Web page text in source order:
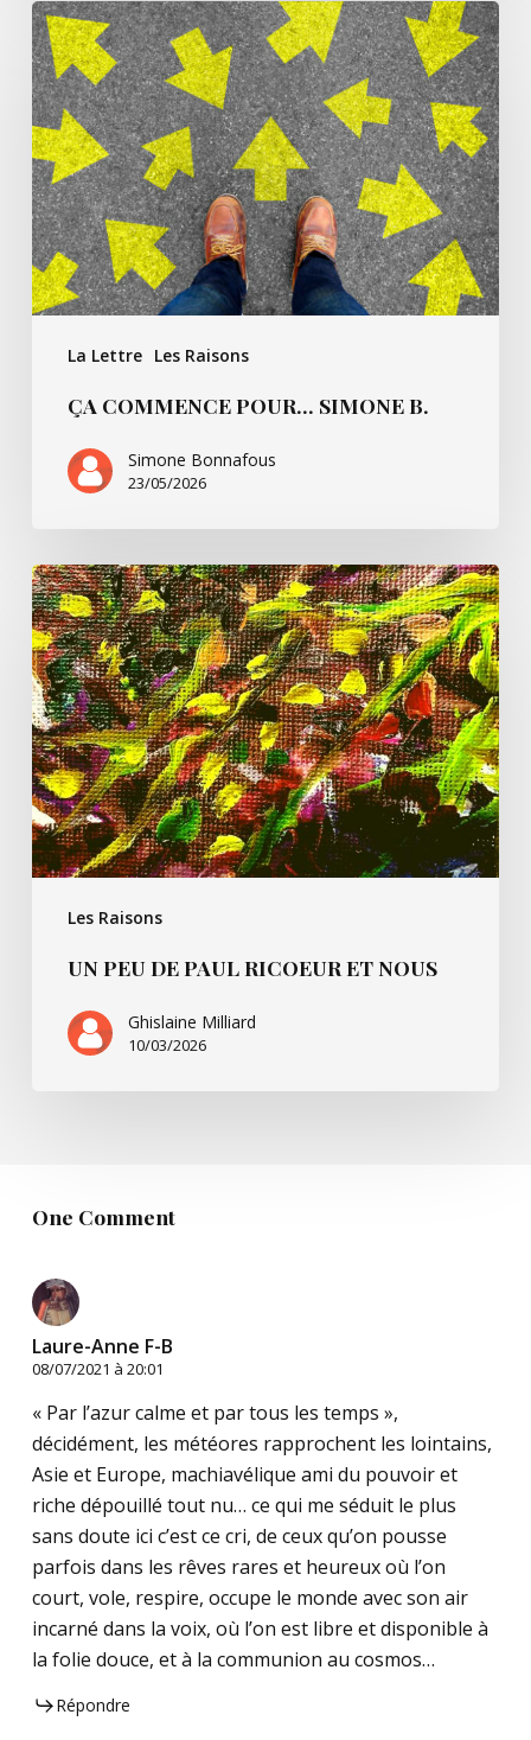
La Lettre Les Raisons
Ça
commence
pour…
Simone
B.
ÇA COMMENCE POUR… SIMONE B.
Simone Bonnafous
23/05/2026
Les Raisons
Un
peu
de
Paul
Ricoeur
et
nous
UN PEU DE PAUL RICOEUR ET NOUS
Ghislaine Milliard
10/03/2026
One Comment
Laure-Anne F-B
08/07/2021 à 20:01
« Par l’azur calme et par tous les temps »,
décidément, les météores rapprochent les lointains,
Asie et Europe, machiavélique ami du pouvoir et
riche dépouillé tout nu… ce qui me séduit le plus
sans doute ici c’est ce cri, de ceux qu’on pousse
parfois dans les rêves rares et heureux où l’on
court, vole, respire, occupe le monde avec son air
incarné dans la voix, où l’on est libre et disponible à
la folie douce, et à la communion au cosmos…
Répondre